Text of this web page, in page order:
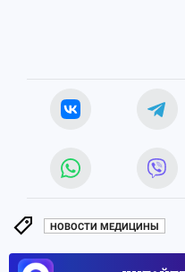
НОВОСТИ МЕДИЦИНЫ